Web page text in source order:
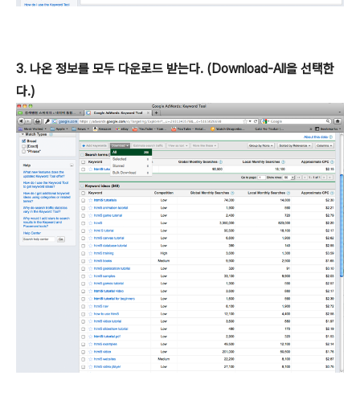
3. 나온 정보를 모두 다운로드 받는다. (Download-All을 선택한
다.)